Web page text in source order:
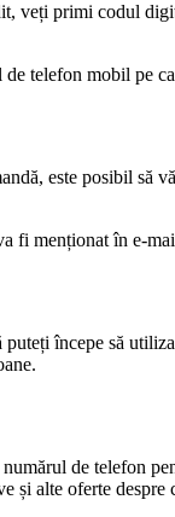
veți primi codul
telefon mobil pe
este posibil să
fi menționat în e-
începe să
de telefon
alte oferte despre